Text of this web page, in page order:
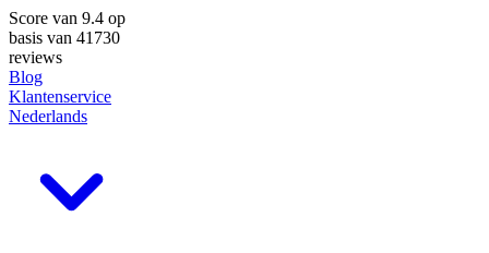
Score van 9.4 op
basis van 41730
reviews
Blog
Klantenservice
Nederlands